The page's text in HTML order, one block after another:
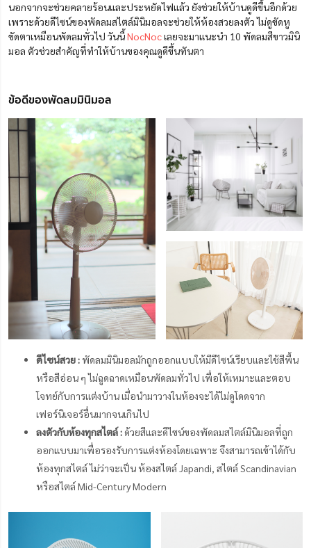
นอกจากจะช่วยคลายร้อนและประหยัดไฟแล้ว ยังช่วยให้บ้านดูดีขึ้นอีกด้วย
เพราะด้วยดีไซน์ของพัดลมสไตล์มินิมอลจะช่วยให้ห้องสวยลงตัว ไม่ดูขัดหู
ขัดตาเหมือนพัดลมทั่วไป วันนี้NocNocเลยจะมาแนะนำ 10 พัดลมสีขาวมินิ
มอล ตัวช่วยสำคัญที่ทำให้บ้านของคุณดูดีขึ้นทันตา
ข้อดีของพัดลมมินิมอล
ดีไซน์​​สวย : พัดลมมินิมอลมักถูกออกแบบให้มีดีไซน์เรียบและใช้สีพื้น
หรือสีอ่อน ๆ ไม่ฉูดฉาดเหมือนพัดลมทั่วไป เพื่อให้เหมาะและตอบ
โจทย์กับการแต่งบ้าน เมื่อนำมาวางในห้องจะได้ไม่ดูโดดจาก
เฟอร์นิเจอร์อื่นมากจนเกินไป
ลงตัวกับห้องทุกสไตล์ : ด้วยสีและดีไซน์ของพัดลมสไตล์มินิมอลที่ถูก
ออกแบบมาเพื่อรองรับการแต่งห้องโดยเฉพาะ จึงสามารถเข้าได้กับ
ห้องทุกสไตล์ ไม่ว่าจะเป็น ห้องสไตล์ Japandi, สไตล์ Scandinavian
หรือสไตล์ Mid-Century Modern